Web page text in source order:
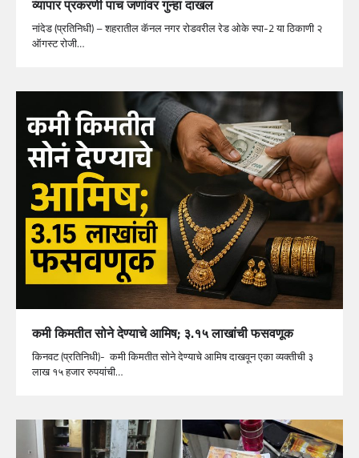
व्यापार प्रकरणी पाच जणांवर गुन्हा दाखल
नांदेड (प्रतिनिधी) – शहरातील कॅनल नगर रोडवरील रेड ओके स्पा-2 या ठिकाणी २
ऑगस्ट रोजी…
कमी किमतीत सोने देण्याचे आमिष; ३.१५ लाखांची फसवणूक
किनवट (प्रतिनिधी)- कमी किमतीत सोने देण्याचे आमिष दाखवून एका व्यक्तीची ३
लाख १५ हजार रुपयांची…